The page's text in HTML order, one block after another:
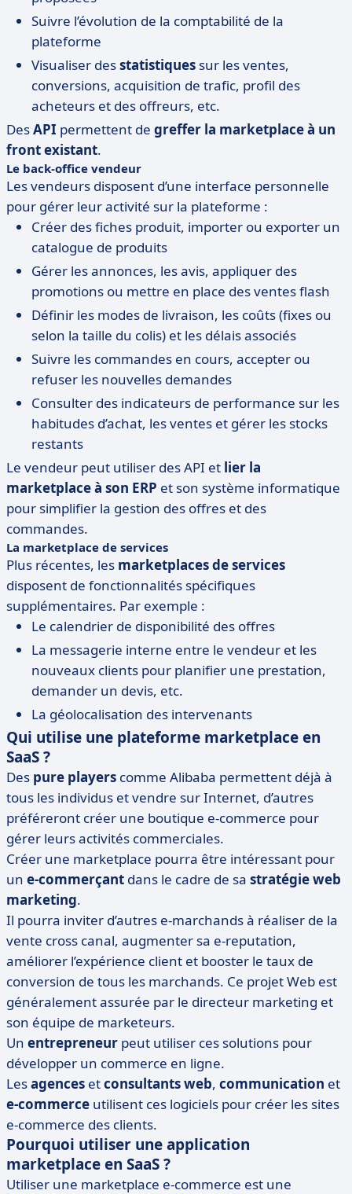
Suivre l’évolution de la comptabilité de la
plateforme
Visualiser desstatistiques sur les ventes,
conversions, acquisition de trafic, profil des
acheteurs et des offreurs, etc.
DesAPI permettent de greffer la marketplace à un
front existant.
Le back-office vendeur
Les vendeurs disposent d’une interface personnelle
pour gérer leur activité sur la plateforme :
Créer des fiches produit, importer ou exporter un
catalogue de produits
Gérer les annonces, les avis, appliquer des
promotions ou mettre en place des ventes flash
Définir les modes de livraison, les coûts (fixes ou
selon la taille du colis) et les délais associés
Suivre les commandes en cours, accepter ou
refuser les nouvelles demandes
Consulter des indicateurs de performance sur les
habitudes d’achat, les ventes et gérer les stocks
restants
Le vendeur peut utiliser des API et lier la
marketplace à son ERP et son système informatique
pour simplifier la gestion des offres et des
commandes.
La marketplace de services
Plus récentes, les marketplaces de services
disposent de fonctionnalités spécifiques
supplémentaires. Par exemple :
Le calendrier de disponibilité des offres
La messagerie interne entre le vendeur et les
nouveaux clients pour planifier une prestation,
demander un devis, etc.
La géolocalisation des intervenants
Qui utilise une plateforme marketplace en
SaaS ?
Des pure players comme Alibaba permettent déjà à
tous les individus et vendre sur Internet, d’autres
préféreront créer une boutique e-commerce pour
gérer leurs activités commerciales.
Créer une marketplace pourra être intéressant pour
un e-commerçant dans le cadre de sa stratégie web
marketing.
Il pourra inviter d’autres e-marchands à réaliser de la
vente cross canal, augmenter sa e-reputation,
améliorer l’expérience client et booster le taux de
conversion de tous les marchands. Ce projet Web est
généralement assurée par le directeur marketing et
son équipe de marketeurs.
Un entrepreneur peut utiliser ces solutions pour
développer un commerce en ligne.
Lesagences etconsultantsweb, communication et
e-commerce utilisent ces logiciels pour créer les sites
e-commerce des clients.
Pourquoi utiliser une application
marketplace en SaaS ?
Utiliser une marketplace e-commerce est une